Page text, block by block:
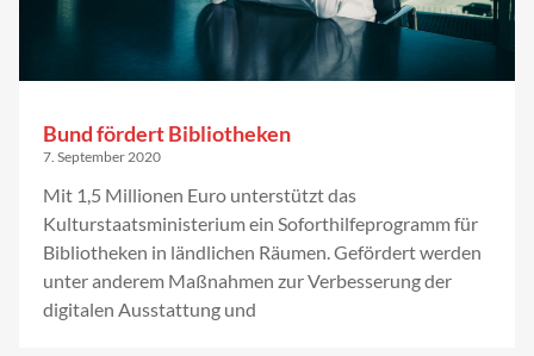
Bund fördert Bibliotheken
7. September 2020
Mit 1,5 Millionen Euro unterstützt das
Kulturstaatsministerium ein Soforthilfeprogramm für
Bibliotheken in ländlichen Räumen. Gefördert werden
unter anderem Maßnahmen zur Verbesserung der
digitalen Ausstattung und